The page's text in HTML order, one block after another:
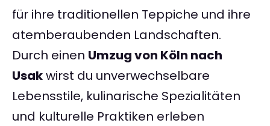
für ihre traditionellen Teppiche und ihre
atemberaubenden Landschaften.
Durch einen Umzug von Köln nach
Usakwirst du unverwechselbare
Lebensstile, kulinarische Spezialitäten
und kulturelle Praktiken erleben